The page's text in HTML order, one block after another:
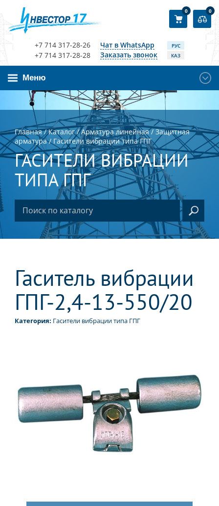
+7 714 317-28-26
+7 714 317-28-28
Чат в WhatsApp
Заказать звонок
РУС
КАЗ
0 0
Меню
Главная/Каталог/Арматура линейная/Защитная
арматура/Гасители вибрации типа ГПГ
ГАСИТЕЛИ ВИБРАЦИИ
ТИПА ГПГ
Гаситель вибрации
ГПГ-2,4-13-550/20
Категория: Гасители вибрации типа ГПГ